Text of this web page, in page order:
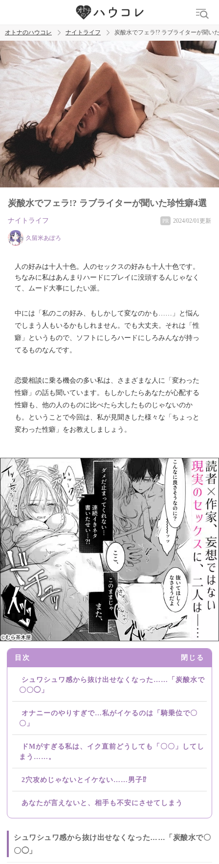
トレンド ワード
ラブグッズ 乳首 吸うやつ
オトナのハウコレ ナイトライフ 炭酸水でフェラ!? ラブライターが聞い
炭酸水でフェラ!? ラブライターが聞いた珍性癖4選
ナイトライフ PR 2024/02/01更新
久留米あぽろ
人の好みは十人十色。人のセックスの好みも十人十色です。
ちなみに私はあんまりハードにプレイに没頭するんじゃなく
て、ムード大事にしたい派。
中には「私のこの好み、もしかして変なのかも……」と悩ん
でしまう人もいるかもしれません。でも大丈夫。それは「性
癖」というもので、ソフトにしろハードにしろみんなが持っ
てるものなんです。
恋愛相談に乗る機会の多い私は、さまざまな人に「変わった
性癖」の話も聞いています。もしかしたらあなたが心配する
性癖も、他の人のものに比べたら大したものじゃないのか
も。ということで今回は、私が見聞きした様々な「ちょっと
変わった性癖」をお教えしましょう。
目次 閉じる
シュワシュワ感から抜け出せなくなった……「炭酸水で
〇〇◯」
オナニーのやりすぎで…私がイケるのは「騎乗位で〇
〇」
ドMがすぎる私は、イク直前どうしても「〇〇」してし
まう……。
2穴攻めじゃないとイケない……男子⁉
あなたが言えないと、相手も不安にさせてしまう
シュワシュワ感から抜け出せなくなった……「炭酸水で〇
〇◯」